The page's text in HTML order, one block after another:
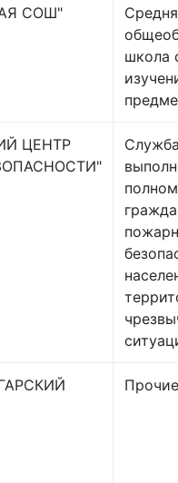
СОШ"
школа
ЦЕНТР
Прочие